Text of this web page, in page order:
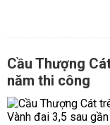
Cầu Thượng
năm thi công